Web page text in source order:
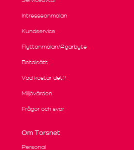
Intresseanmälan
Kundservice
Flyttanmälan/Ägarbyte
Betalsätt
Vad kostar det?
Miljövärden
Frågor och svar
Om Torsnet
Personal